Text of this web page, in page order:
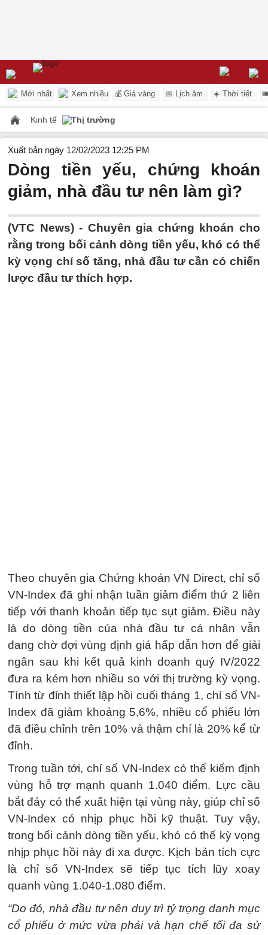
Mới nhất Xem nhiều 💰 Giá vàng 📅 Lịch âm ☀️ Thời tiết
Kinh tế Thị trường
Xuất bản ngày 12/02/2023 12:25 PM
Dòng tiền yếu, chứng khoán
giảm, nhà đầu tư nên làm gì?
(VTC News) - Chuyên gia chứng khoán cho
rằng trong bối cảnh dòng tiền yếu, khó có thể
kỳ vọng chỉ số tăng, nhà đầu tư cần có chiến
lược đầu tư thích hợp.
Theo chuyên gia Chứng khoán VN Direct, chỉ số
VN-Index đã ghi nhận tuần giảm điểm thứ 2 liên
tiếp với thanh khoản tiếp tục sụt giảm. Điều này
là do dòng tiền của nhà đầu tư cá nhân vẫn
đang chờ đợi vùng định giá hấp dẫn hơn để giải
ngân sau khi kết quả kinh doanh quý IV/2022
đưa ra kém hơn nhiều so với thị trường kỳ vọng.
Tính từ đỉnh thiết lập hồi cuối tháng 1, chỉ số VN-
Index đã giảm khoảng 5,6%, nhiều cổ phiếu lớn
đã điều chỉnh trên 10% và thậm chí là 20% kể từ
đỉnh.
Trong tuần tới, chỉ số VN-Index có thể kiểm định
vùng hỗ trợ mạnh quanh 1.040 điểm. Lực cầu
bắt đáy có thể xuất hiện tại vùng này, giúp chỉ số
VN-Index có nhịp phục hồi kỹ thuật. Tuy vậy,
trong bối cảnh dòng tiền yếu, khó có thể kỳ vọng
nhịp phục hồi này đi xa được. Kịch bản tích cực
là chỉ số VN-Index sẽ tiếp tục tích lũy xoay
quanh vùng 1.040-1.080 điểm.
“Do đó, nhà đầu tư nên duy trì tỷ trọng danh mục
cổ phiếu ở mức vừa phải và hạn chế tối đa sử